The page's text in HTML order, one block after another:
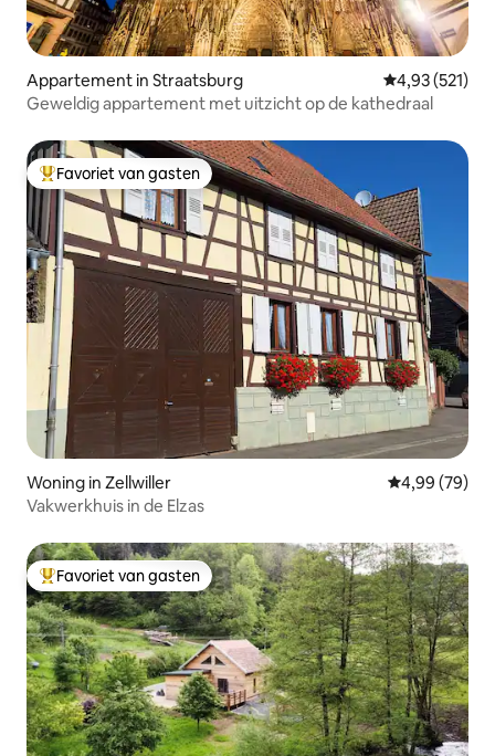
Appartement in Straatsburg Gemiddelde
4,93 (521)
Geweldig appartement met uitzicht op de kathedraal
Topfavoriet van gasten
Favoriet van gasten
Woning in Zellwiller Gemiddelde
4,99 (79)
Vakwerkhuis in de Elzas
Topfavoriet van gasten
Favoriet van gasten